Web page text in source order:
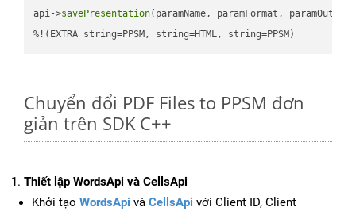
api->savePresentation(paramName, paramFormat,
%!(EXTRA string=PPSM, string=HTML, string=PPSM)
Chuyển đổi PDF Files to PPSM đơn
giản trên SDK C++
Thiết lập WordsApi và CellsApi
Khởi tạo WordsApi và CellsApi với Client ID, Client